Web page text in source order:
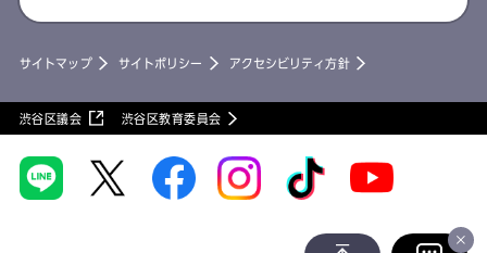
サイトマップ サイトポリシー アクセシビリティ方針
渋谷区議会 渋谷区教育委員会